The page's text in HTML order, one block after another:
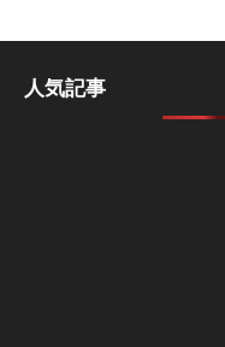
人気記事